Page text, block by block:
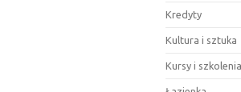
Kredyty
Kultura i sztuka
Kursy i szkolenia